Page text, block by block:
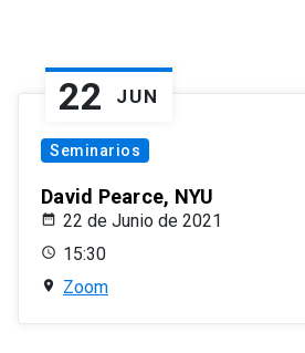
22 JUN
Seminarios
David Pearce, NYU
22 de Junio de 2021
15:30
Zoom